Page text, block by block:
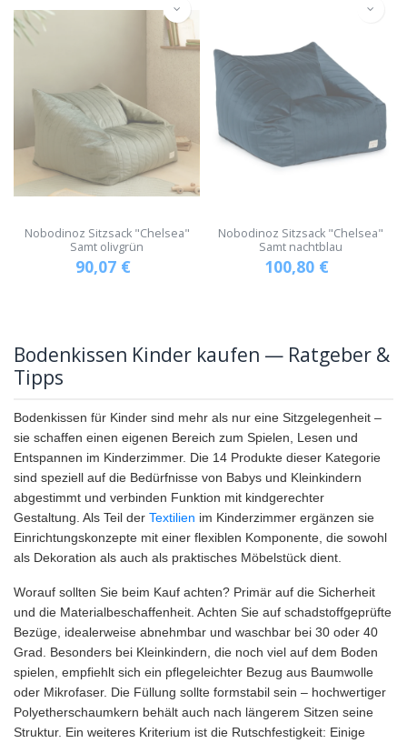
Nobodinoz Sitzsack "Chelsea"
Samt olivgrün
90,07 €
Nobodinoz Sitzsack "Chelsea"
Samt nachtblau
100,80 €
Bodenkissen Kinder kaufen — Ratgeber &
Tipps
Bodenkissen für Kinder sind mehr als nur eine Sitzgelegenheit –
sie schaffen einen eigenen Bereich zum Spielen, Lesen und
Entspannen im Kinderzimmer. Die 14 Produkte dieser Kategorie
sind speziell auf die Bedürfnisse von Babys und Kleinkindern
abgestimmt und verbinden Funktion mit kindgerechter
Gestaltung. Als Teil der Textilien im Kinderzimmer ergänzen sie
Einrichtungskonzepte mit einer flexiblen Komponente, die sowohl
als Dekoration als auch als praktisches Möbelstück dient.
Worauf sollten Sie beim Kauf achten? Primär auf die Sicherheit
und die Materialbeschaffenheit. Achten Sie auf schadstoffgeprüfte
Bezüge, idealerweise abnehmbar und waschbar bei 30 oder 40
Grad. Besonders bei Kleinkindern, die noch viel auf dem Boden
spielen, empfiehlt sich ein pflegeleichter Bezug aus Baumwolle
oder Mikrofaser. Die Füllung sollte formstabil sein – hochwertiger
Polyetherschaumkern behält auch nach längerem Sitzen seine
Struktur. Ein weiteres Kriterium ist die Rutschfestigkeit: Einige